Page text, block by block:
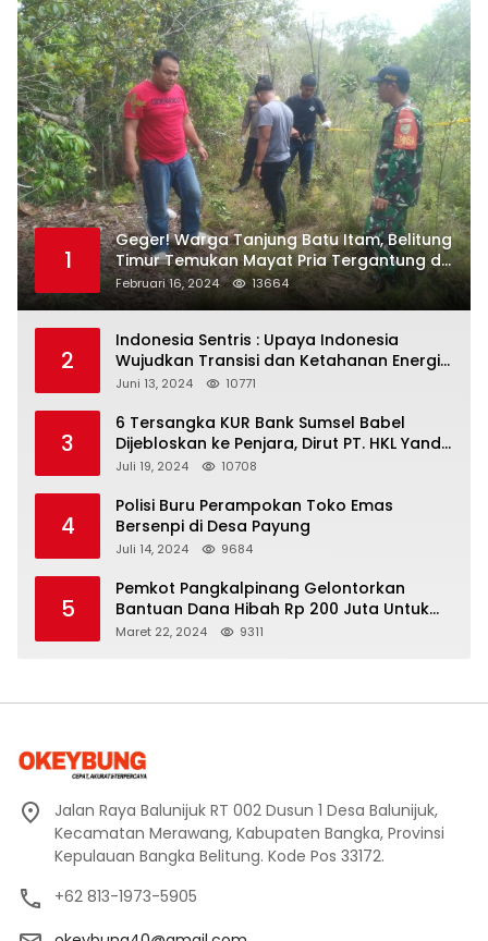
1
Geger! Warga Tanjung Batu Itam, Belitung
Timur Temukan Mayat Pria Tergantung di
Pohon
Februari 16, 2024 13664
2
Indonesia Sentris : Upaya Indonesia
Wujudkan Transisi dan Ketahanan Energi
yang Berkelanjutan
Juni 13, 2024 10771
3
6 Tersangka KUR Bank Sumsel Babel
Dijebloskan ke Penjara, Dirut PT. HKL Yandi
Mangkir dari Panggilan Kejati
Juli 19, 2024 10708
4
Polisi Buru Perampokan Toko Emas
Bersenpi di Desa Payung
Juli 14, 2024 9684
5
Pemkot Pangkalpinang Gelontorkan
Bantuan Dana Hibah Rp 200 Juta Untuk
Pembangunan Masjid H. Bakri
Maret 22, 2024 9311
Jalan Raya Balunijuk RT 002 Dusun 1 Desa Balunijuk,
Kecamatan Merawang, Kabupaten Bangka, Provinsi
Kepulauan Bangka Belitung. Kode Pos 33172.
+62 813-1973-5905